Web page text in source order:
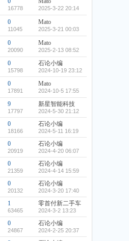
16778 2025-3-22 20:14
0
11045
Mato
2025-3-21 00:03
0
20090
Mato
2025-2-13 08:52
0
15798
石论小编
2024-10-19 23:12
0
17891
Mato
2024-10-5 17:55
9
17797
新星智能科技
2024-5-30 21:12
0
18166
石论小编
2024-5-11 16:19
0
20919
石论小编
2024-4-20 06:07
0
21359
石论小编
2024-4-14 15:59
0
20132
石论小编
2024-3-20 17:40
1
63465
零首付新二手车
2024-3-2 13:23
0
24867
石论小编
2024-2-25 20:37